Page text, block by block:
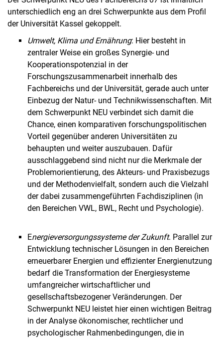
Doc­to­ral Re­se­ar­cher Day
unterschiedlich eng an drei Schwerpunkte aus dem Profil
der Universität Kassel gekoppelt.
Umwelt, Klima und Ernährung: Hier besteht in
zentraler Weise ein großes Synergie- und
Kooperationspotenzial in der
Forschungszusammenarbeit innerhalb des
Fachbereichs und der Universität, gerade auch unter
Einbezug der Natur- und Technikwissenschaften. Mit
dem Schwerpunkt NEU verbindet sich damit die
Chance, einen komparativen forschungspolitischen
Vorteil gegenüber anderen Universitäten zu
behaupten und weiter auszubauen. Dafür
ausschlaggebend sind nicht nur die Merkmale der
Problemorientierung, des Akteurs- und Praxisbezugs
und der Methodenvielfalt, sondern auch die Vielzahl
der dabei zusammengeführten Fachdisziplinen (in
den Bereichen VWL, BWL, Recht und Psychologie).
Energieversorgungssysteme der Zukunft. Parallel zur
Entwicklung technischer Lösungen in den Bereichen
erneuerbarer Energien und effizienter Energienutzung
bedarf die Transformation der Energiesysteme
umfangreicher wirtschaftlicher und
gesellschaftsbezogener Veränderungen. Der
Schwerpunkt NEU leistet hier einen wichtigen Beitrag
in der Analyse ökonomischer, rechtlicher und
psychologischer Rahmenbedingungen, die in